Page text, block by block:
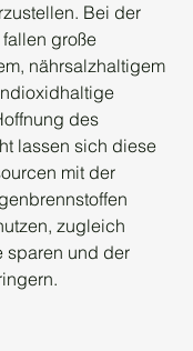
Bei der
große
nährsalzhaltigem
des
lassen sich diese
mit der
zugleich
sparen und der